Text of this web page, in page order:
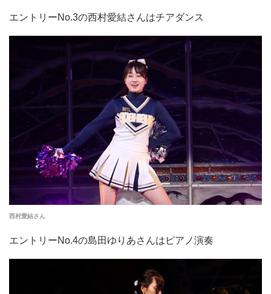
エントリーNo.3の西村愛結さんはチアダンス
西村愛結さん
エントリーNo.4の島田ゆりあさんはピアノ演奏